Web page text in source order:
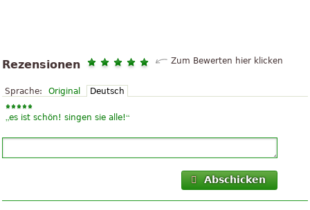
Rezensionen Zum Bewerten hier klicken
Sprache: Original Deutsch
„es ist schön! singen sie alle!“
Abschicken